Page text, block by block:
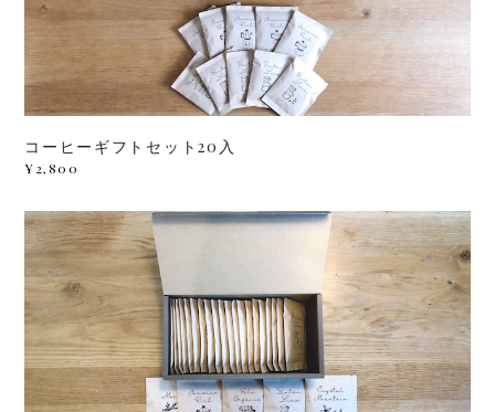
コーヒーギフトセット20入
¥2,800